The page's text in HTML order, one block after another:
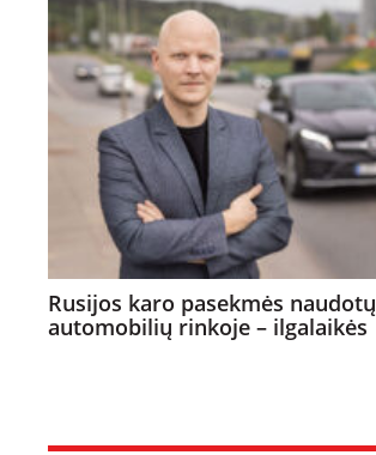
Rusijos karo pasekmės naudotų
automobilių rinkoje – ilgalaikės